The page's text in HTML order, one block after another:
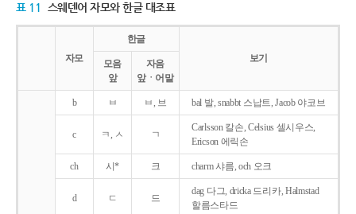
표 11 스웨덴어 자모와 한글 대조표
자모
한글
보기
모음
앞
자음
앞ㆍ어말
b ㅂ ㅂ, 브 bal 발, snabbt 스납트, Jacob 야코브
c ㅋ, ㅅ ㄱ
Carlsson 칼손, Celsius 셀시우스,
Ericson 에릭손
ch 시* 크 charm 샤름, och 오크
d ㄷ 드
dag 다그, dricka 드리카, Halmstad
할름스타드